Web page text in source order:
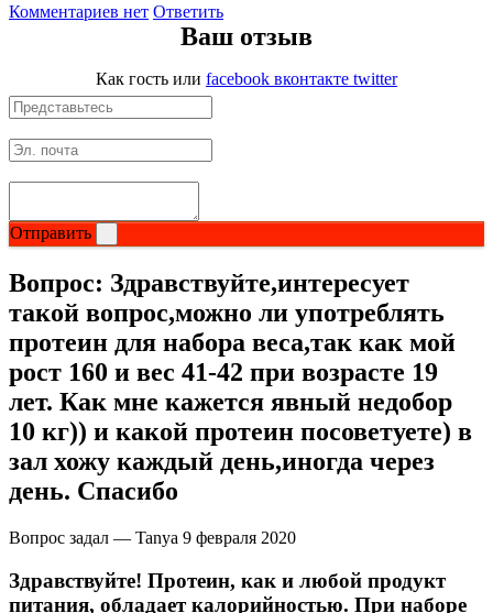
Предтренировочные комплексы
Изотоники
Бета-аланин
Комплексы аминокислот
Энергетики
Таурин
Глютамин
Комментариев нет Ответить
Ваш отзыв
Как гость или facebook вконтакте twitter
Отправить
Вопрос: Здравствуйте,интересует
такой вопрос,можно ли употреблять
протеин для набора веса,так как мой
рост 160 и вес 41-42 при возрасте 19
лет. Как мне кажется явный недобор
10 кг)) и какой протеин посоветуете) в
зал хожу каждый день,иногда через
день. Спасибо
Вопрос задал — Tanya 9 февраля 2020
Здравствуйте! Протеин, как и любой продукт
питания, обладает калорийностью. При наборе